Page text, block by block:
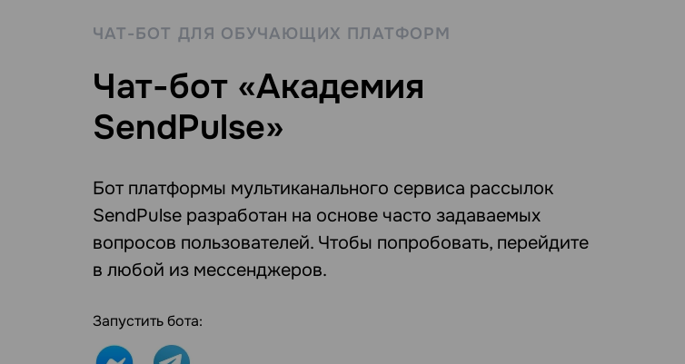
ЧАТ-БОТ ДЛЯ ОБУЧАЮЩИХ ПЛАТФОРМ
Чат-бот «Академия
SendPulse»
Бот платформы мультиканального сервиса рассылок
SendPulse разработан на основе часто задаваемых
вопросов пользователей. Чтобы попробовать, перейдите
в любой из мессенджеров.
Запустить бота: